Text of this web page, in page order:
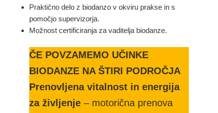
Praktično delo z biodanzo v okviru prakse in s
pomočjo supervizorja.
Možnost certificiranja za vaditelja biodanze.
ČE POVZAMEMO UČINKE
BIODANZE NA ŠTIRI PODROČJA
Prenovljena vitalnost in energija
za življenje – motorična prenova